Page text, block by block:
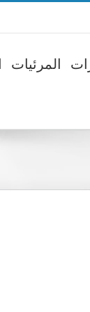
المرئيات